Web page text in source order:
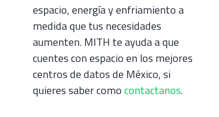
espacio, energía y enfriamiento a
medida que tus necesidades
aumenten. MITH te ayuda a que
cuentes con espacio en los mejores
centros de datos de México, si
quieres saber como contactanos.